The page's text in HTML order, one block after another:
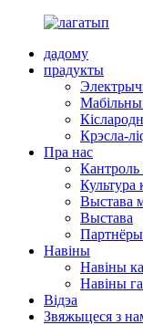
дадому
прадукты
Мабільны
Крэсла-
Пра нас
Кантроль
Культура
Выстава
Выстава
Партнёры
Навіны
Навіны
Навіны
Відэа
Звяжыцеся з